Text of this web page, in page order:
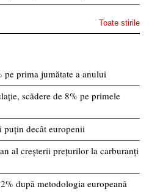
Toate stirile
prima jumătate a anului
scădere de 8% pe primele
puțin decât europenii
al creșterii prețurilor la carburanți
după metodologia europeană